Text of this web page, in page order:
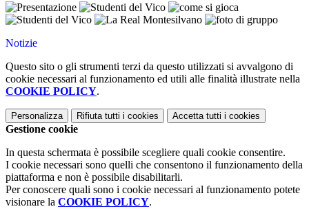
Notizie
Questo sito o gli strumenti terzi da questo utilizzati si avvalgono di
cookie necessari al funzionamento ed utili alle finalità illustrate nella
COOKIE POLICY.
Personalizza Rifiuta tutti i cookies Accetta tutti i cookies
Gestione cookie
In questa schermata è possibile scegliere quali cookie consentire.
I cookie necessari sono quelli che consentono il funzionamento della
piattaforma e non è possibile disabilitarli.
Per conoscere quali sono i cookie necessari al funzionamento potete
visionare la COOKIE POLICY.